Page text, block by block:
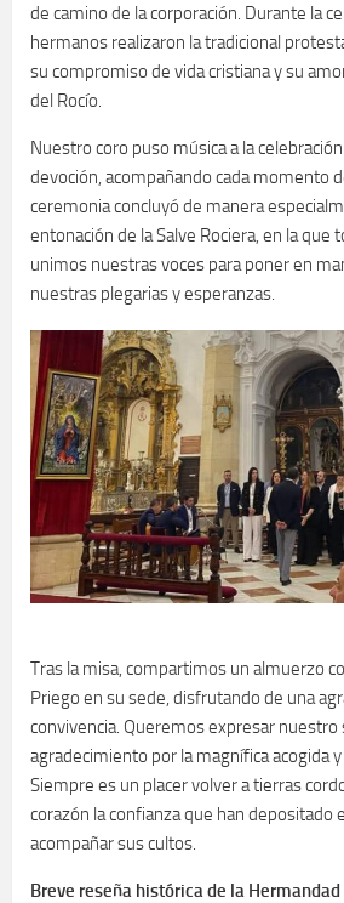
de camino de la corporación. Durante la
hermanos realizaron la tradicional
su compromiso de vida cristiana y su
del Rocío.
Nuestro coro puso música a la
devoción, acompañando cada momento
ceremonia concluyó de manera
entonación de la Salve Rociera, en la que
unimos nuestras voces para poner en
nuestras plegarias y esperanzas.
Tras la misa, compartimos un almuerzo
Priego en su sede, disfrutando de una
convivencia. Queremos expresar nuestro
agradecimiento por la magnífica acogida
Siempre es un placer volver a tierras
corazón la confianza que han depositado
acompañar sus cultos.
Breve reseña histórica de la